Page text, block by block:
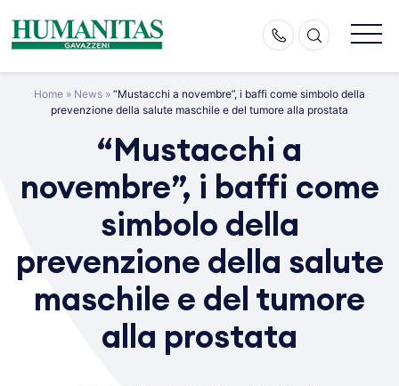
content
Home » News » “Mustacchi a novembre”, i baffi come simbolo della
prevenzione della salute maschile e del tumore alla prostata
“Mustacchi a
novembre”, i baffi come
simbolo della
prevenzione della salute
maschile e del tumore
alla prostata